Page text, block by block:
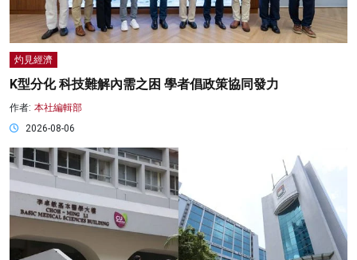
灼見經濟
K型分化 科技難解內需之困 學者倡政策協同發力
作者: 本社編輯部
2026-08-06